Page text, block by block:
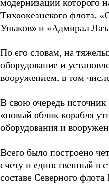
модернизации которого
Тихоокеанского флота.
Ушаков» и «Адмирал
По его словам, на
оборудование и
вооружением, в том
В свою очередь
«новый облик корабля
оборудования и
Всего было построено
счету и единственный в
составе Северного флота